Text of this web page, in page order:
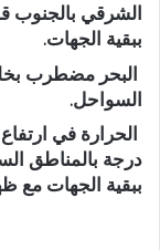
الشرقي بالجنوب
ببقية الجهات.
البحر مضطرب
السواحل.
ببقية الجهات مع